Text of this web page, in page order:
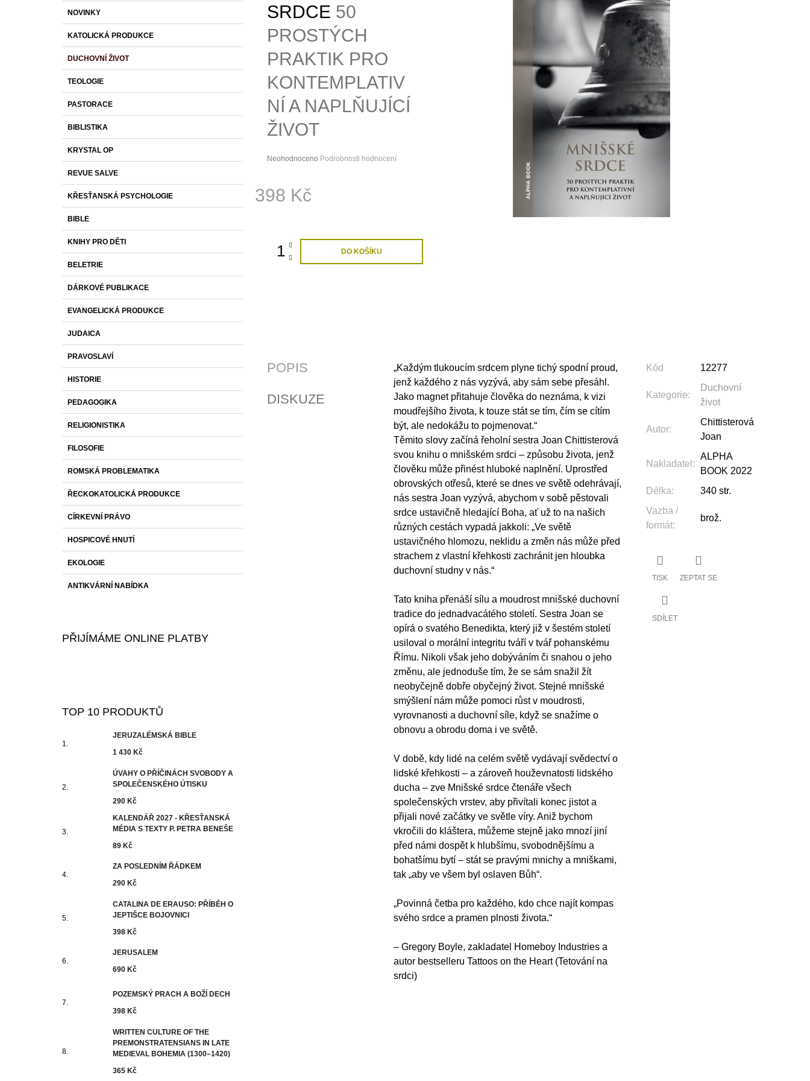
kategorie
K
A
T
E
G
O
R
E
NOVINKY
KATOLICKÁ PRODUKCE
DUCHOVNÍ ŽIVOT
TEOLOGIE
PASTORACE
BIBLISTIKA
KRYSTAL OP
REVUE SALVE
KŘESŤANSKÁ PSYCHOLOGIE
BIBLE
KNIHY PRO DĚTI
BELETRIE
DÁRKOVÉ PUBLIKACE
EVANGELICKÁ PRODUKCE
JUDAICA
PRAVOSLAVÍ
HISTORIE
PEDAGOGIKA
RELIGIONISTIKA
FILOSOFIE
ROMSKÁ PROBLEMATIKA
ŘECKOKATOLICKÁ PRODUKCE
CÍRKEVNÍ PRÁVO
HOSPICOVÉ HNUTÍ
EKOLOGIE
ANTIKVÁRNÍ NABÍDKA
PŘIJÍMÁME ONLINE PLATBY
TOP 10 PRODUKTŮ
JERUZALÉMSKÁ BIBLE
1 430 Kč
ÚVAHY O PŘÍČINÁCH SVOBODY A
SPOLEČENSKÉHO ÚTISKU
290 Kč
KALENDÁŘ 2027 - KŘESŤANSKÁ
MÉDIA S TEXTY P. PETRA BENEŠE
89 Kč
ZA POSLEDNÍM ŘÁDKEM
290 Kč
CATALINA DE ERAUSO: PŘÍBĚH O
JEPTIŠCE BOJOVNICI
398 Kč
JERUSALEM
690 Kč
POZEMSKÝ PRACH A BOŽÍ DECH
398 Kč
WRITTEN CULTURE OF THE
PREMONSTRATENSIANS IN LATE
MEDIEVAL BOHEMIA (1300–1420)
365 Kč
SRDCE 50
PROSTÝCH
PRAKTIK PRO
KONTEMPLATIV
NÍ A NAPLŇUJÍCÍ
ŽIVOT
Průměrné
je
0,0
Neohodnoceno Podrobnosti hodnocení
398 Kč
DO KOŠÍKU
POPIS
DISKUZE
„Každým tlukoucím srdcem plyne tichý spodní proud,
jenž každého z nás vyzývá, aby sám sebe přesáhl.
Jako magnet přitahuje člověka do neznáma, k vizi
moudřejšího života, k touze stát se tím, čím se cítím
být, ale nedokážu to pojmenovat.“
Těmito slovy začíná řeholní sestra Joan Chittisterová
svou knihu o mnišském srdci – způsobu života, jenž
člověku může přinést hluboké naplnění. Uprostřed
obrovských otřesů, které se dnes ve světě odehrávají,
nás sestra Joan vyzývá, abychom v sobě pěstovali
srdce ustavičně hledající Boha, ať už to na našich
různých cestách vypadá jakkoli: „Ve světě
ustavičného hlomozu, neklidu a změn nás může před
strachem z vlastní křehkosti zachránit jen hloubka
duchovní studny v nás.“
Tato kniha přenáší sílu a moudrost mnišské duchovní
tradice do jednadvacátého století. Sestra Joan se
opírá o svatého Benedikta, který již v šestém století
usiloval o morální integritu tváří v tvář pohanskému
Římu. Nikoli však jeho dobýváním či snahou o jeho
změnu, ale jednoduše tím, že se sám snažil žít
neobyčejně dobře obyčejný život. Stejné mnišské
smýšlení nám může pomoci růst v moudrosti,
vyrovnanosti a duchovní síle, když se snažíme o
obnovu a obrodu doma i ve světě.
V době, kdy lidé na celém světě vydávají svědectví o
lidské křehkosti – a zároveň houževnatosti lidského
ducha – zve Mnišské srdce čtenáře všech
společenských vrstev, aby přivítali konec jistot a
přijali nové začátky ve světle víry. Aniž bychom
vkročili do kláštera, můžeme stejně jako mnozí jiní
před námi dospět k hlubšímu, svobodnějšímu a
bohatšímu bytí – stát se pravými mnichy a mniškami,
tak „aby ve všem byl oslaven Bůh“.
„Povinná četba pro každého, kdo chce najít kompas
svého srdce a pramen plnosti života.“
– Gregory Boyle, zakladatel Homeboy Industries a
autor bestselleru Tattoos on the Heart (Tetování na
srdci)
Kód 12277
Kategorie:
Duchovní
život
Autor:
Chittisterová
Joan
Nakladatel :
ALPHA
BOOK 2022
Délka:
340 str.
Vazba /
formát:
brož.
TISK ZEPTAT SE
SDÍLET
290 Kč